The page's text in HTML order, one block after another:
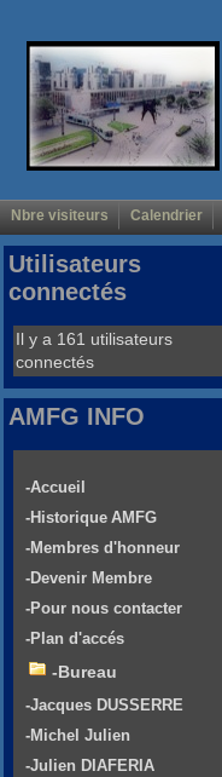
Nbre visiteurs Calendrier
Utilisateurs
connectés
Il y a 161 utilisateurs
connectés
AMFG INFO
-Accueil
-Historique AMFG
-Membres d'honneur
-Devenir Membre
-Pour nous contacter
-Plan d'accés
-Bureau
-Jacques DUSSERRE
-Michel Julien
-Julien DIAFERIA